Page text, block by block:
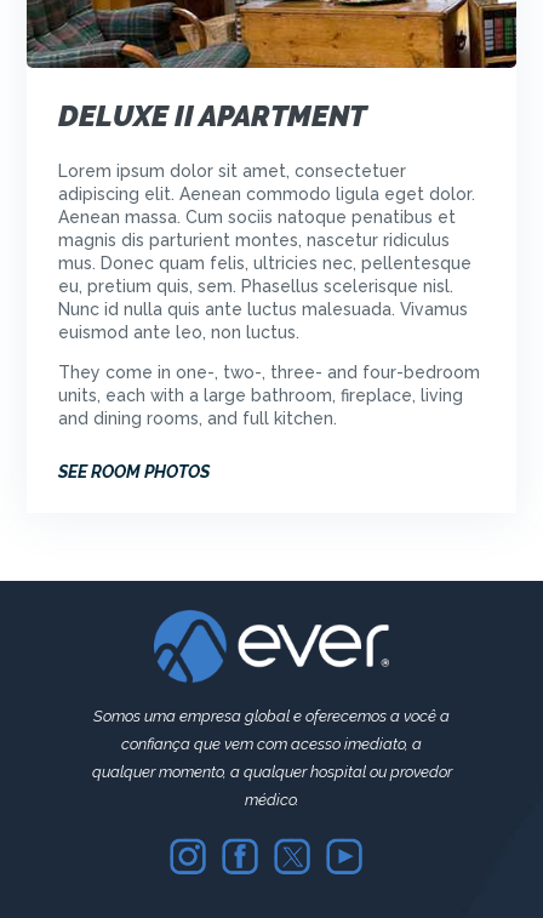
DELUXE II APARTMENT
Lorem ipsum dolor sit amet, consectetuer
adipiscing elit. Aenean commodo ligula eget dolor.
Aenean massa. Cum sociis natoque penatibus et
magnis dis parturient montes, nascetur ridiculus
mus. Donec quam felis, ultricies nec, pellentesque
eu, pretium quis, sem. Phasellus scelerisque nisl.
Nunc id nulla quis ante luctus malesuada. Vivamus
euismod ante leo, non luctus.
They come in one-, two-, three- and four-bedroom
units, each with a large bathroom, fireplace, living
and dining rooms, and full kitchen.
SEE ROOM PHOTOS
Somos uma empresa global e oferecemos a você a
confiança que vem com acesso imediato, a
qualquer momento, a qualquer hospital ou provedor
médico.